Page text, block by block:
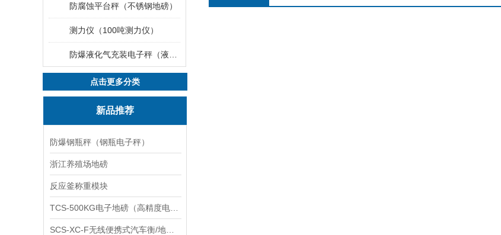
防腐蚀平台秤（不锈钢地磅）
测力仪（100吨测力仪）
点击更多分类
新品推荐
防爆钢瓶秤（钢瓶电子秤）
浙江养殖场地磅
反应釜称重模块